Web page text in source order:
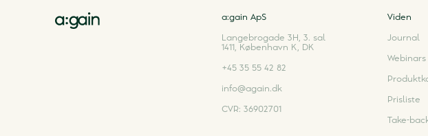
a:gain ApS
Langebrogade 3H, 3. sal
1411
København K DK
+45 35 55 42 82
info@again.dk
CVR: 36902701
Viden
Journal
Webinars
Prisliste
Take-